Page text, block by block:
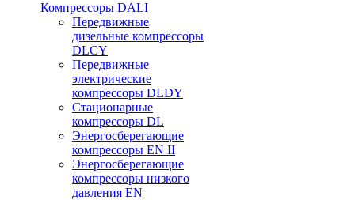
Компрессоры DALI
Передвижные
дизельные компрессоры
DLCY
Передвижные
электрические
компрессоры DLDY
Стационарные
компрессоры DL
Энергосберегающие
компрессоры EN II
Энергосберегающие
компрессоры низкого
давления EN